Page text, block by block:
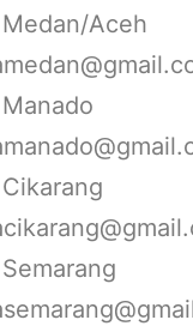
Aceh